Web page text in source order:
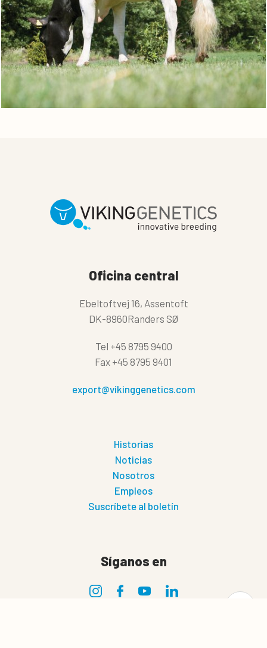
Oficina central
Ebeltoftvej 16, Assentoft
DK-8960Randers SØ
Tel +45 8795 9400
Fax +45 8795 9401
export@vikinggenetics.com
Historias
Noticias
Nosotros
Empleos
Suscríbete al boletín
Síganos en